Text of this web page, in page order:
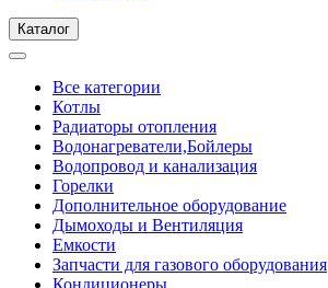
Каталог
Все категории
Котлы
Радиаторы отопления
Водонагреватели,Бойлеры
Водопровод и канализация
Горелки
Дополнительное оборудование
Дымоходы и Вентиляция
Емкости
Запчасти для газового оборудования
Кондиционеры